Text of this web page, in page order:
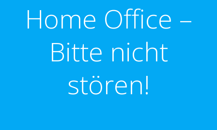
Home Office –
Bitte nicht
stören!